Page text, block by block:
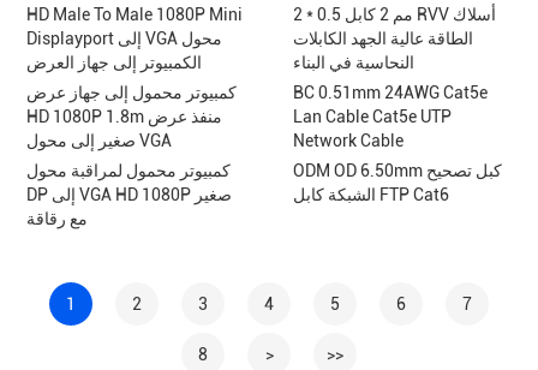
HD Male To Male 1080P Mini
Displayport إلى VGA محول
الكمبيوتر إلى جهاز العرض
كمبيوتر محمول إلى جهاز عرض
HD 1080P 1.8m منفذ عرض
صغير إلى محول VGA
كمبيوتر محمول لمراقبة محول
DP إلى VGA HD 1080P صغير
مع رقاقة
2 * 0.5 مم 2 كابل RVV أسلاك
الطاقة عالية الجهد الكابلات
النحاسية في البناء
BC 0.51mm 24AWG Cat5e
Lan Cable Cat5e UTP
Network Cable
ODM OD 6.50mm كبل تصحيح
الشبكة كابل FTP Cat6
1 2 3 4 5 6 7
8 > >>